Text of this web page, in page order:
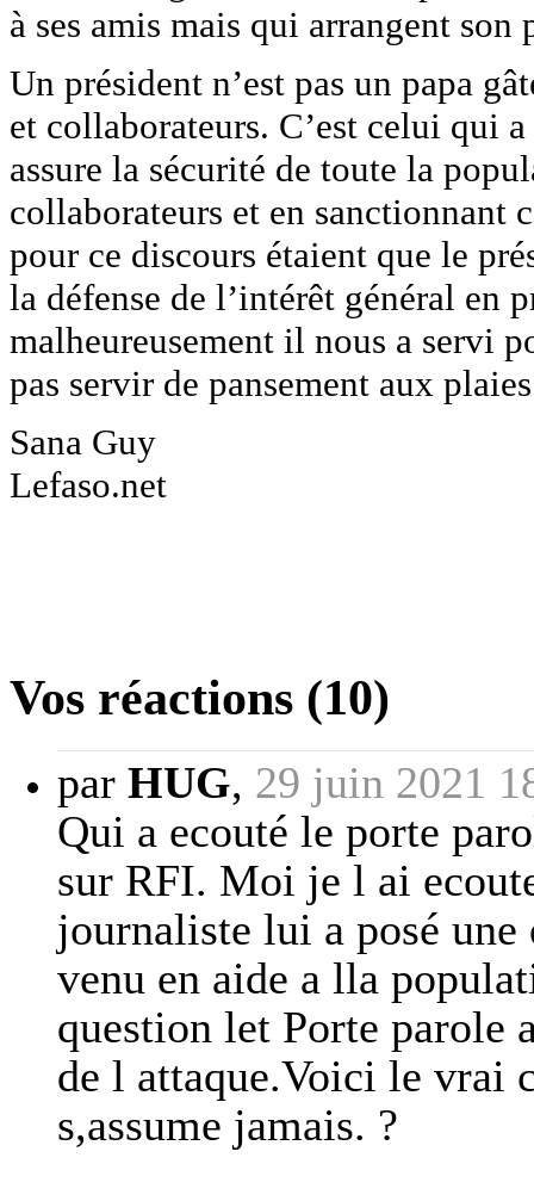
à ses amis mais qui arrangent son
Un président n’est pas un papa
et collaborateurs. C’est celui qui
assure la sécurité de toute la
collaborateurs et en sanctionnant
pour ce discours étaient que le
la défense de l’intérêt général en
malheureusement il nous a servi
pas servir de pansement aux
Sana Guy
Lefaso.net
Vos réactions (10)
par HUG, 29 juin 2021
Qui a ecouté le porte
sur RFI. Moi je l ai
journaliste lui a posé une
venu en aide a lla
question let Porte parole
de l attaque.Voici le vrai
s,assume jamais. ?